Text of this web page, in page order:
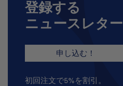
登録する
ニュースレター
申し込む！
初回注文で5%を割引。